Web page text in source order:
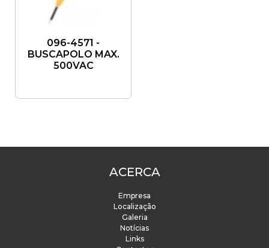
096-4571 -
BUSCAPOLO MAX.
500VAC
ACERCA
Empresa
Localização
Galeria
Notícias
Links